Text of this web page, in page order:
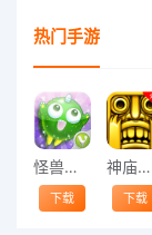
热门手游
怪兽跳跃
下载
神庙逃亡中文版
下载